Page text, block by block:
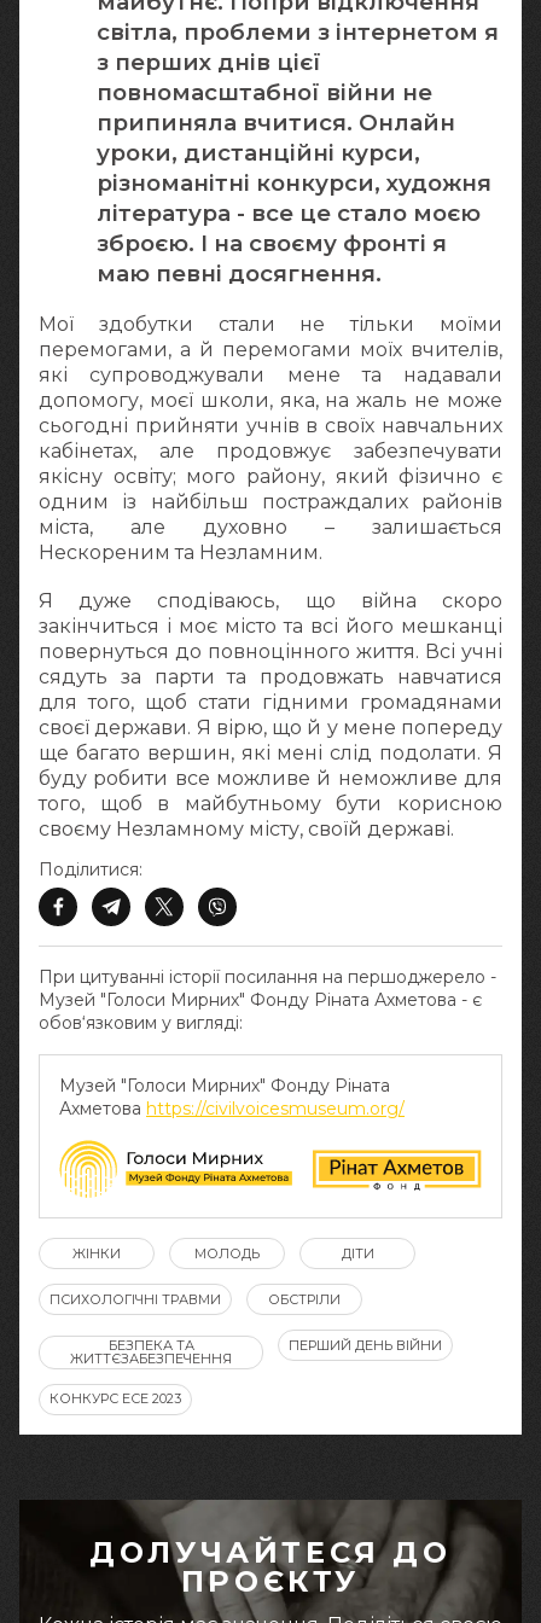
світла, проблеми з інтернетом я
з перших днів цієї
повномасштабної війни не
припиняла вчитися. Онлайн
уроки, дистанційні курси,
різноманітні конкурси, художня
література - все це стало моєю
зброєю. І на своєму фронті я
маю певні досягнення.
Мої здобутки стали не тільки моїми
перемогами, а й перемогами моїх вчителів,
які супроводжували мене та надавали
допомогу, моєї школи, яка, на жаль не може
сьогодні прийняти учнів в своїх навчальних
кабінетах, але продовжує забезпечувати
якісну освіту; мого району, який фізично є
одним із найбільш постраждалих районів
міста, але духовно – залишається
Нескореним та Незламним.
Я дуже сподіваюсь, що війна скоро
закінчиться і моє місто та всі його мешканці
повернуться до повноцінного життя. Всі учні
сядуть за парти та продовжать навчатися
для того, щоб стати гідними громадянами
своєї держави. Я вірю, що й у мене попереду
ще багато вершин, які мені слід подолати. Я
буду робити все можливе й неможливе для
того, щоб в майбутньому бути корисною
своєму Незламному місту, своїй державі.
При цитуванні історії посилання на першоджерело -
Музей "Голоси Мирних" Фонду Ріната Ахметова - є
обов‘язковим у вигляді:
Музей "Голоси Мирних" Фонду Ріната
Ахметова https://civilvoicesmuseum.org/
Поділитися:
ЖІНКИ МОЛОДЬ ДІТИ
ПСИХОЛОГІЧНІ ТРАВМИ ОБСТРІЛИ
БЕЗПЕКА ТА
ЖИТТЄЗАБЕЗПЕЧЕННЯ
ПЕРШИЙ ДЕНЬ ВІЙНИ
КОНКУРС ЕСЕ 2023
ДОЛУЧАЙТЕСЯ ДО
ПРОЄКТУ